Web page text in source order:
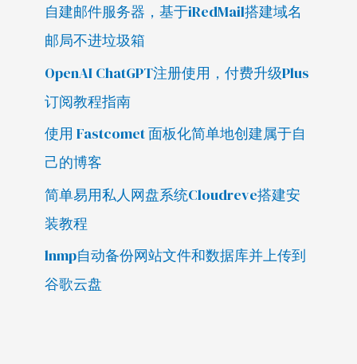
自建邮件服务器，基于iRedMail搭建域名
邮局不进垃圾箱
OpenAI ChatGPT注册使用，付费升级Plus
订阅教程指南
使用 Fastcomet 面板化简单地创建属于自
己的博客
简单易用私人网盘系统Cloudreve搭建安
装教程
lnmp自动备份网站文件和数据库并上传到
谷歌云盘